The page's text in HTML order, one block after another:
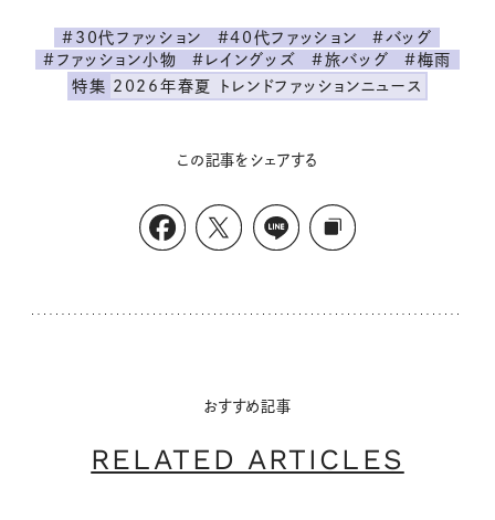
#30代ファッション #40代ファッション
#バッグ
#ファッション小物
#レイングッズ #旅バッグ
#梅雨
特集 2026年春夏 トレンドファッションニュース
この記事をシェアする
おすすめ記事
RELATED ARTICLES